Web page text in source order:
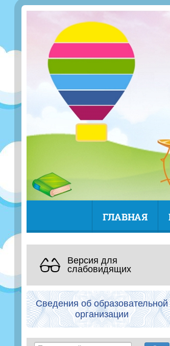
ГЛАВНАЯ
Версия для
слабовидящих
Сведения об образовательной
организации